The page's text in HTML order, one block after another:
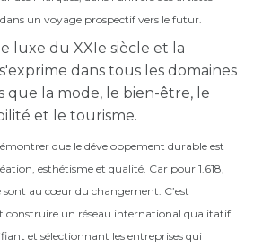
un voyage prospectif vers le futur.
luxe du XXIe siècle et la
dans tous les domaines
que la mode, le bien-être, le
et le tourisme.
que le développement durable est
esthétisme et qualité. Car pour 1.618,
sont au cœur du changement. C’est
construire un réseau international qualitatif
et sélectionnant les entreprises qui